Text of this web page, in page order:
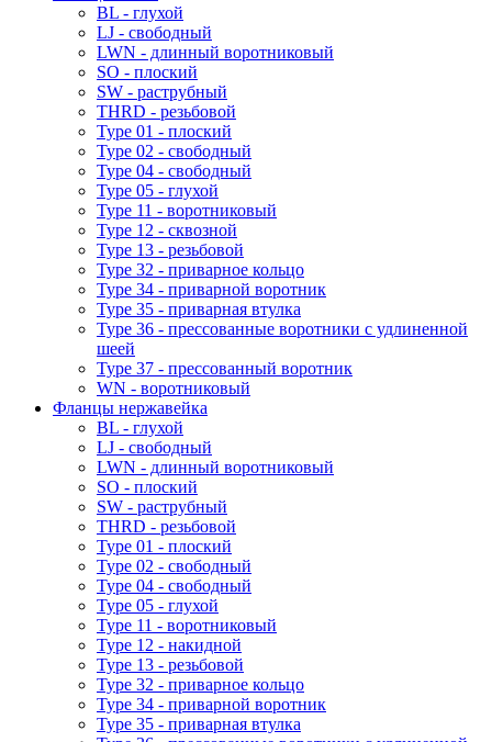
BL - глухой
LJ - свободный
LWN - длинный воротниковый
SO - плоский
SW - раструбный
THRD - резьбовой
Type 01 - плоский
Type 02 - свободный
Type 04 - свободный
Type 05 - глухой
Type 11 - воротниковый
Type 12 - сквозной
Type 13 - резьбовой
Type 32 - приварное кольцо
Type 34 - приварной воротник
Type 35 - приварная втулка
Type 36 - прессованные воротники с удлиненной
шеей
Type 37 - прессованный воротник
WN - воротниковый
Фланцы нержавейка
BL - глухой
LJ - свободный
LWN - длинный воротниковый
SO - плоский
SW - раструбный
THRD - резьбовой
Type 01 - плоский
Type 02 - свободный
Type 04 - свободный
Type 05 - глухой
Type 11 - воротниковый
Type 12 - накидной
Type 13 - резьбовой
Type 32 - приварное кольцо
Type 34 - приварной воротник
Type 35 - приварная втулка